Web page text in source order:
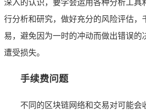
深入的认识，要学会运用各种分析工具
行分析和研究，做好充分的风险评估，
易，避免因为一时的冲动而做出错误的
遭受损失。
手续费问题
不同的区块链网络和交易对可能会